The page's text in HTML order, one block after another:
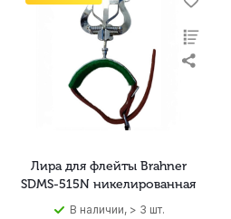
Лира для флейты Brahner
SDMS-515N никелированная
В наличии, > 3 шт.